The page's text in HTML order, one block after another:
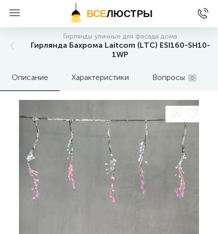
ВСЕЛЮСТРЫ
Гирлянды уличные для фасада дома
Гирлянда Бахрома Laitcom (LTC) ESI160-SH10-
1WP
Описание Характеристики Вопросы 0